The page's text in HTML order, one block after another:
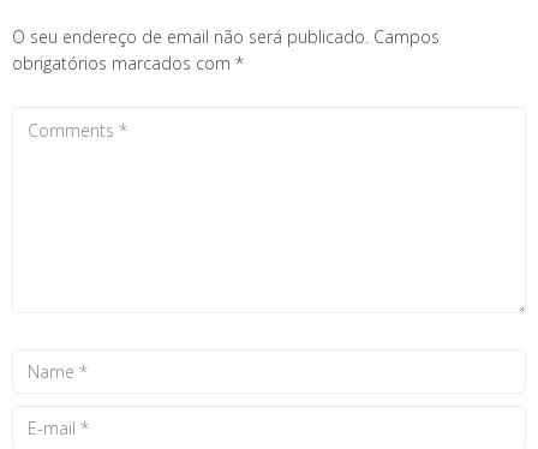
O seu endereço de email não será publicado. Campos
obrigatórios marcados com *